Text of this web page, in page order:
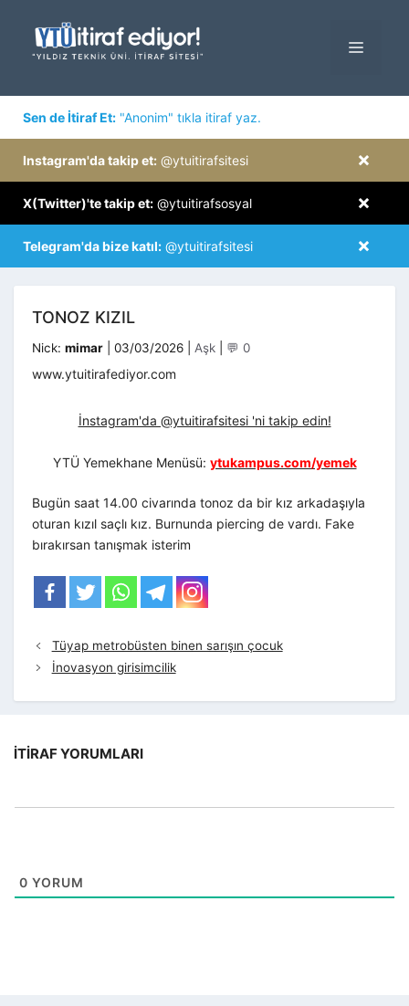
MENÜ
Sen de İtiraf Et: "Anonim" tıkla itiraf yaz.
×
Instagram'da takip et: @ytuitirafsitesi
×
X(Twitter)'te takip et: @ytuitirafsosyal
×
Telegram'da bize katıl: @ytuitirafsitesi
TONOZ KIZIL
Nick: mimar 03/03/2026 Kategoriler
Aşk 💬 0
www.ytuitirafediyor.com
İnstagram'da @ytuitirafsitesi 'ni takip edin!
YTÜ Yemekhane Menüsü: ytukampus.com/yemek
Bugün saat 14.00 civarında tonoz da bir kız arkadaşıyla
oturan kızıl saçlı kız. Burnunda piercing de vardı. Fake
bırakırsan tanışmak isterim
Tüyap metrobüsten binen sarışın çocuk
İnovasyon girisimcilik
İTIRAF YORUMLARI
0 YORUM